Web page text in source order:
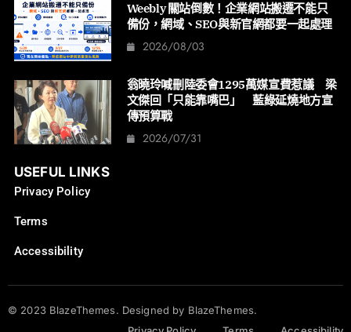
Weebly 關站倒數！企業網站搬遷不能只
備份，網域、SEO與新官網都要一起處理
2026/08/03
翁曉玲喊刪陸委會1295萬媒宣費惹議 梁
文傑回「只能靠嘴巴」 藍綠延燒地方宣
傳預算戰
2026/07/31
USEFUL LINKS
Privacy Policy
Terms
Accessibility
© 2023 BlazeThemes. Designed by BlazeThemes.